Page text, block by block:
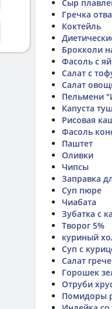
Сыр
Гречка
Коктейль
Брокколи
Фасоль с
Салат с
Салат
Пельмени
Капуста
Рисовая
Фасоль
Паштет
Оливки
Чипсы
Заправка
Суп пюре
Чиабата
Зубатка с
Творог 5%
куриный
Суп с
Салат
Горошек
Отруби
Помидоры